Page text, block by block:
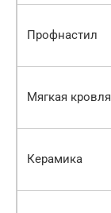
Профнастил
Мягкая кровля
Керамика